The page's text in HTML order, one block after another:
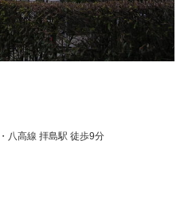
八高線 拝島駅 徒歩9分